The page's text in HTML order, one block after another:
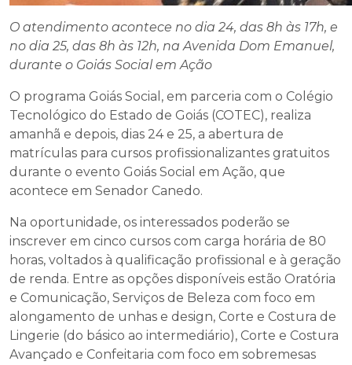
O atendimento acontece no dia 24, das 8h às 17h, e
no dia 25, das 8h às 12h, na Avenida Dom Emanuel,
durante o Goiás Social em Ação
O programa Goiás Social, em parceria com o Colégio
Tecnológico do Estado de Goiás (COTEC), realiza
amanhã e depois, dias 24 e 25, a abertura de
matrículas para cursos profissionalizantes gratuitos
durante o evento Goiás Social em Ação, que
acontece em Senador Canedo.
Na oportunidade, os interessados poderão se
inscrever em cinco cursos com carga horária de 80
horas, voltados à qualificação profissional e à geração
de renda. Entre as opções disponíveis estão Oratória
e Comunicação, Serviços de Beleza com foco em
alongamento de unhas e design, Corte e Costura de
Lingerie (do básico ao intermediário), Corte e Costura
Avançado e Confeitaria com foco em sobremesas